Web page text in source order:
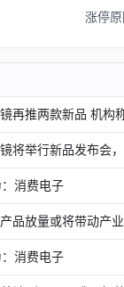
涨停原
再推两款新品 机构
将举行新品发布会
消费电子
品放量或将带动产
消费电子